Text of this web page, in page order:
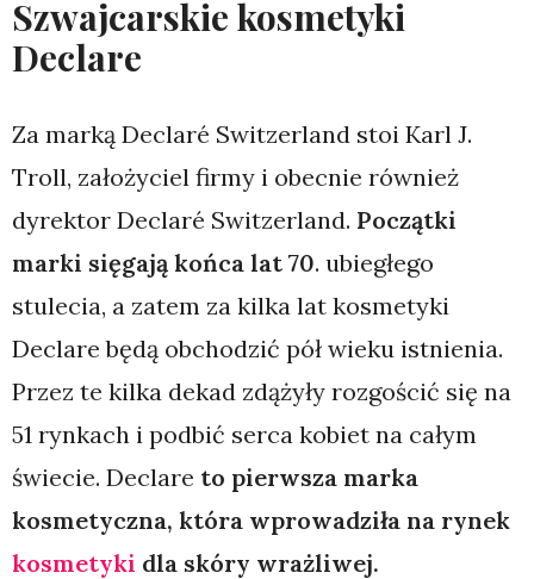
Szwajcarskie kosmetyki
Declare
Za marką Declaré Switzerland stoi Karl J.
Troll, założyciel firmy i obecnie również
dyrektor Declaré Switzerland. Początki
marki sięgają końca lat 70. ubiegłego
stulecia, a zatem za kilka lat kosmetyki
Declare będą obchodzić pół wieku istnienia.
Przez te kilka dekad zdążyły rozgościć się na
51 rynkach i podbić serca kobiet na całym
świecie. Declare to pierwsza marka
kosmetyczna, która wprowadziła na rynek
kosmetyki dla skóry wrażliwej.